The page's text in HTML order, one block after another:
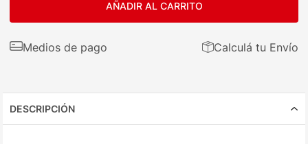
AÑADIR AL CARRITO
Medios de pago Calculá tu Envío
DESCRIPCIÓN